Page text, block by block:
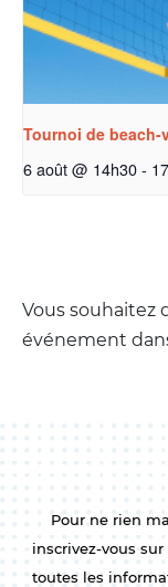
Tournoi de
6 août @ 14h30-
Vous souhaitez
événement
Pour ne rien
inscrivez-vous
toutes les